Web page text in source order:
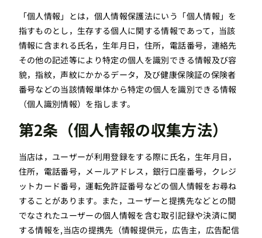
「個人情報」とは，個人情報保護法にいう「個人情報」を
指すものとし，生存する個人に関する情報であって，当該
情報に含まれる氏名，生年月日，住所，電話番号，連絡先
その他の記述等により特定の個人を識別できる情報及び容
貌，指紋，声紋にかかるデータ，及び健康保険証の保険者
番号などの当該情報単体から特定の個人を識別できる情報
（個人識別情報）を指します。
第2条（個人情報の収集方法）
当店は，ユーザーが利用登録をする際に氏名，生年月日，
住所，電話番号，メールアドレス，銀行口座番号，クレジ
ットカード番号，運転免許証番号などの個人情報をお尋ね
することがあります。また，ユーザーと提携先などとの間
でなされたユーザーの個人情報を含む取引記録や決済に関
する情報を,当店の提携先（情報提供元，広告主，広告配信